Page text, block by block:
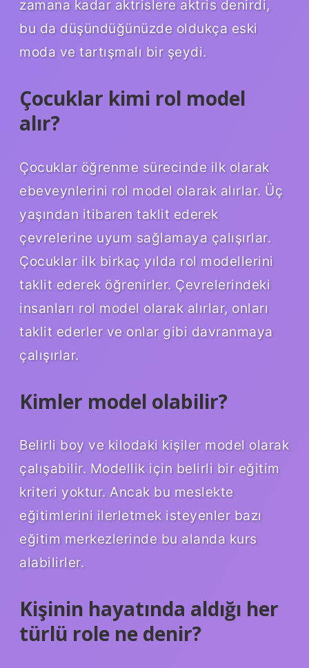
zamana kadar aktrislere aktris denirdi,
bu da düşündüğünüzde oldukça eski
moda ve tartışmalı bir şeydi.
Çocuklar kimi rol model
alır?
Çocuklar öğrenme sürecinde ilk olarak
ebeveynlerini rol model olarak alırlar. Üç
yaşından itibaren taklit ederek
çevrelerine uyum sağlamaya çalışırlar.
Çocuklar ilk birkaç yılda rol modellerini
taklit ederek öğrenirler. Çevrelerindeki
insanları rol model olarak alırlar, onları
taklit ederler ve onlar gibi davranmaya
çalışırlar.
Kimler model olabilir?
Belirli boy ve kilodaki kişiler model olarak
çalışabilir. Modellik için belirli bir eğitim
kriteri yoktur. Ancak bu meslekte
eğitimlerini ilerletmek isteyenler bazı
eğitim merkezlerinde bu alanda kurs
alabilirler.
Kişinin hayatında aldığı her
türlü role ne denir?